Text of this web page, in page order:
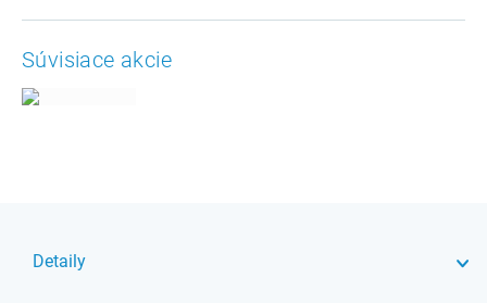
Súvisiace akcie
Detaily